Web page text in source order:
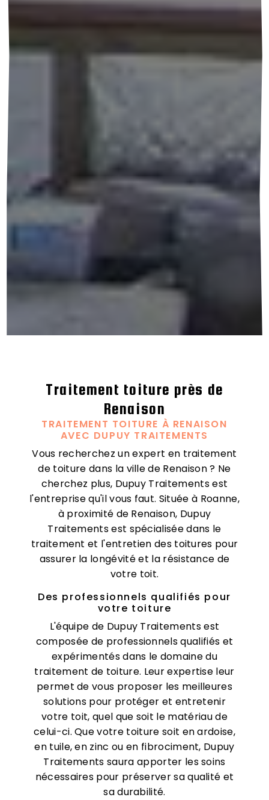
Traitement toiture près de
Renaison
TRAITEMENT TOITURE À RENAISON
AVEC DUPUY TRAITEMENTS
Vous recherchez un expert en traitement
de toiture dans la ville de Renaison ? Ne
cherchez plus, Dupuy Traitements est
l'entreprise qu'il vous faut. Située à Roanne,
à proximité de Renaison, Dupuy
Traitements est spécialisée dans le
traitement et l'entretien des toitures pour
assurer la longévité et la résistance de
votre toit.
Des professionnels qualifiés pour
votre toiture
L'équipe de Dupuy Traitements est
composée de professionnels qualifiés et
expérimentés dans le domaine du
traitement de toiture. Leur expertise leur
permet de vous proposer les meilleures
solutions pour protéger et entretenir
votre toit, quel que soit le matériau de
celui-ci. Que votre toiture soit en ardoise,
en tuile, en zinc ou en fibrociment, Dupuy
Traitements saura apporter les soins
nécessaires pour préserver sa qualité et
sa durabilité.